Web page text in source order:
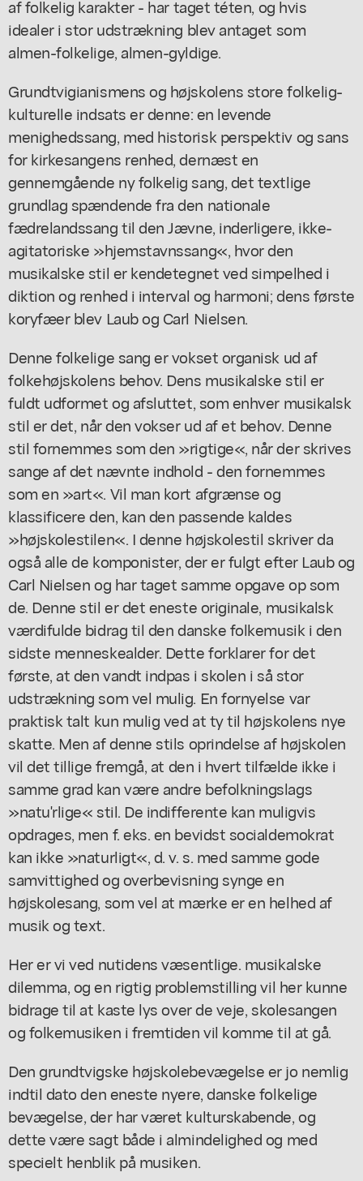
af folkelig karakter - har taget téten, og hvis
idealer i stor udstrækning blev antaget som
almen-folkelige, almen-gyldige.
Grundtvigianismens og højskolens store folkelig-
kulturelle indsats er denne: en levende
menighedssang, med historisk perspektiv og sans
for kirkesangens renhed, dernæst en
gennemgående ny folkelig sang, det textlige
grundlag spændende fra den nationale
fædrelandssang til den Jævne, inderligere, ikke-
agitatoriske »hjemstavnssang«, hvor den
musikalske stil er kendetegnet ved simpelhed i
diktion og renhed i interval og harmoni; dens første
koryfæer blev Laub og Carl Nielsen.
Denne folkelige sang er vokset organisk ud af
folkehøjskolens behov. Dens musikalske stil er
fuldt udformet og afsluttet, som enhver musikalsk
stil er det, når den vokser ud af et behov. Denne
stil fornemmes som den »rigtige«, når der skrives
sange af det nævnte indhold - den fornemmes
som en »art«. Vil man kort afgrænse og
klassificere den, kan den passende kaldes
»højskolestilen«. I denne højskolestil skriver da
også alle de komponister, der er fulgt efter Laub og
Carl Nielsen og har taget samme opgave op som
de. Denne stil er det eneste originale, musikalsk
værdifulde bidrag til den danske folkemusik i den
sidste menneskealder. Dette forklarer for det
første, at den vandt indpas i skolen i så stor
udstrækning som vel mulig. En fornyelse var
praktisk talt kun mulig ved at ty til højskolens nye
skatte. Men af denne stils oprindelse af højskolen
vil det tillige fremgå, at den i hvert tilfælde ikke i
samme grad kan være andre befolkningslags
»natu'rlige« stil. De indifferente kan muligvis
opdrages, men f. eks. en bevidst socialdemokrat
kan ikke »naturligt«, d. v. s. med samme gode
samvittighed og overbevisning synge en
højskolesang, som vel at mærke er en helhed af
musik og text.
Her er vi ved nutidens væsentlige. musikalske
dilemma, og en rigtig problemstilling vil her kunne
bidrage til at kaste lys over de veje, skolesangen
og folkemusiken i fremtiden vil komme til at gå.
Den grundtvigske højskolebevægelse er jo nemlig
indtil dato den eneste nyere, danske folkelige
bevægelse, der har været kulturskabende, og
dette være sagt både i almindelighed og med
specielt henblik på musiken.